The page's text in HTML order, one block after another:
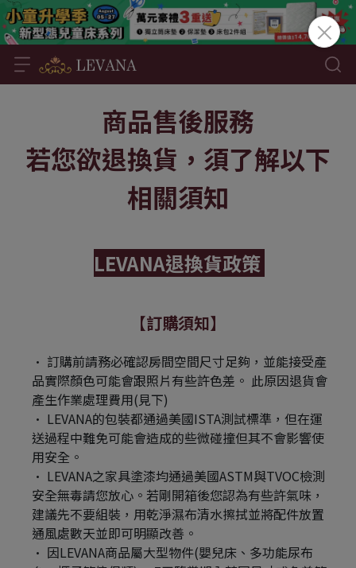
商品售後服務
若您欲退換貨，須了解以下
相關須知
LEVANA退換貨政策
【訂購須知​】
訂購前請務必確認房間空間尺寸足夠，並能接受產
品實際顏色可能會跟照片有些許色差。 ​此原因退貨會
產生作業處理費用(見下)
LEVANA的包裝都通過美國ISTA測試標準，但在運
送過程中難免可能會造成的些微碰撞但其不會影響使
用安全。
LEVANA之家具塗漆均通過美國ASTM與TVOC檢測
安全無毒請您放心。若剛開箱後您認為有些許氣味，
建議先不要組裝，用乾淨濕布清水擦拭並將配件放置
通風處數天並即可明顯改善。​
因LEVANA商品屬大型物件(嬰兒床、多功能尿布